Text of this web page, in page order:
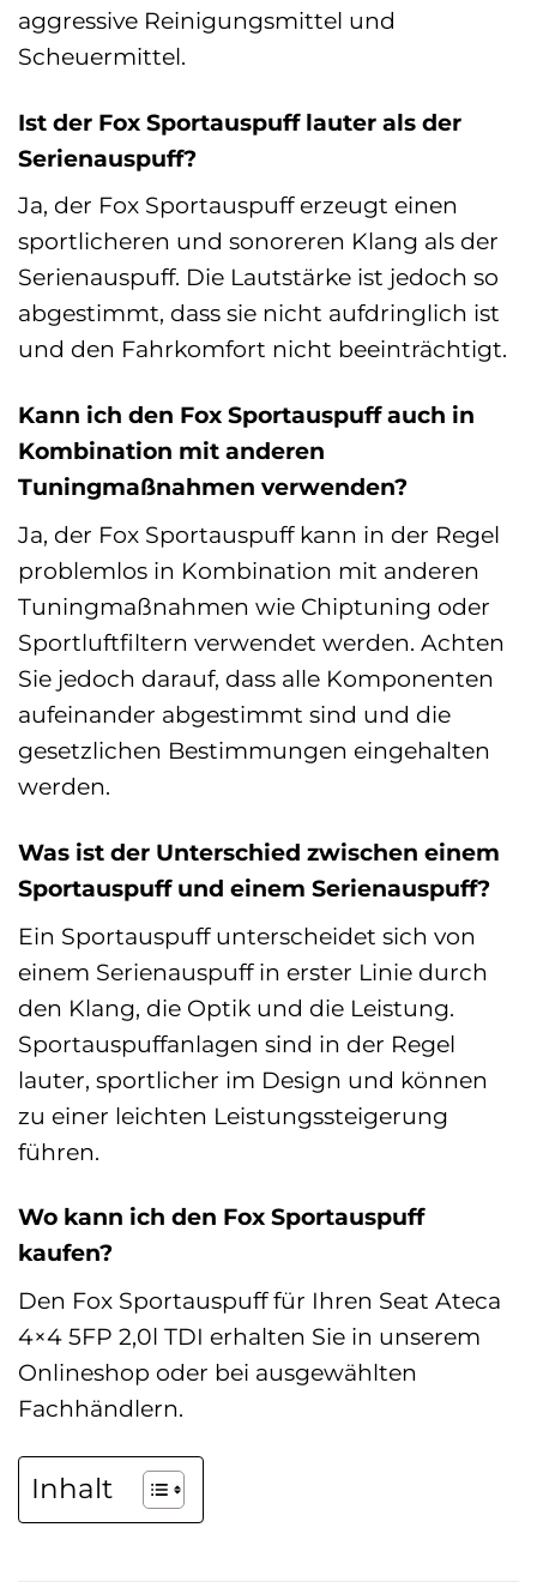
aggressive Reinigungsmittel und
Scheuermittel.
Ist der Fox Sportauspuff lauter als der
Serienauspuff?
Ja, der Fox Sportauspuff erzeugt einen
sportlicheren und sonoreren Klang als der
Serienauspuff. Die Lautstärke ist jedoch so
abgestimmt, dass sie nicht aufdringlich ist
und den Fahrkomfort nicht beeinträchtigt.
Kann ich den Fox Sportauspuff auch in
Kombination mit anderen
Tuningmaßnahmen verwenden?
Ja, der Fox Sportauspuff kann in der Regel
problemlos in Kombination mit anderen
Tuningmaßnahmen wie Chiptuning oder
Sportluftfiltern verwendet werden. Achten
Sie jedoch darauf, dass alle Komponenten
aufeinander abgestimmt sind und die
gesetzlichen Bestimmungen eingehalten
werden.
Was ist der Unterschied zwischen einem
Sportauspuff und einem Serienauspuff?
Ein Sportauspuff unterscheidet sich von
einem Serienauspuff in erster Linie durch
den Klang, die Optik und die Leistung.
Sportauspuffanlagen sind in der Regel
lauter, sportlicher im Design und können
zu einer leichten Leistungssteigerung
führen.
Wo kann ich den Fox Sportauspuff
kaufen?
Den Fox Sportauspuff für Ihren Seat Ateca
4×4 5FP 2,0l TDI erhalten Sie in unserem
Onlineshop oder bei ausgewählten
Fachhändlern.
Inhalt